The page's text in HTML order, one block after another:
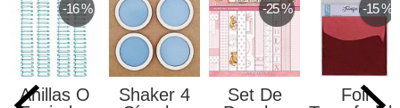
-16 %
Anillas O
Shaker 4
-25 %
Set De
-15 %
Foil